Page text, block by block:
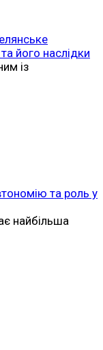
його наслідки
із
та роль у
найбільша